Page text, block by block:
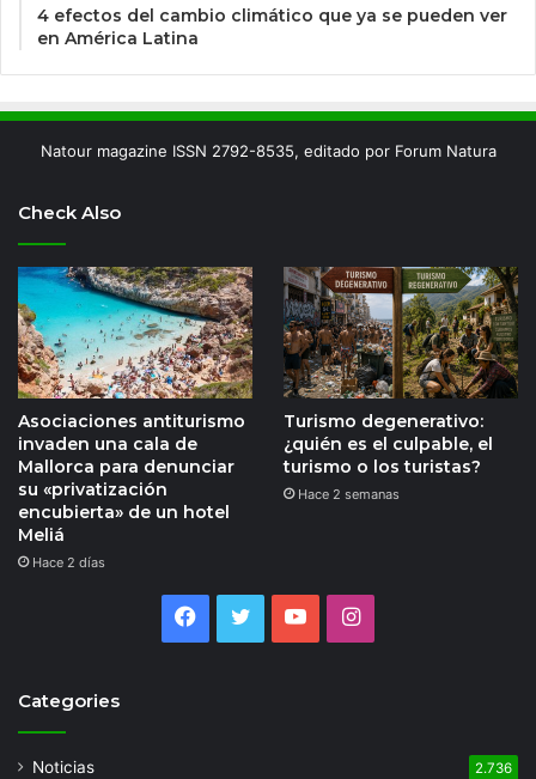
4 efectos del cambio climático que ya se pueden ver
en América Latina
Natour magazine ISSN 2792-8535, editado por Forum Natura
Check Also
Asociaciones antiturismo
invaden una cala de
Mallorca para denunciar
su «privatización
encubierta» de un hotel
Meliá
Hace 2 días
Turismo degenerativo:
¿quién es el culpable, el
turismo o los turistas?
Hace 2 semanas
Facebook
TwitterYouTubeInstagram
Categories
Noticias 2.736